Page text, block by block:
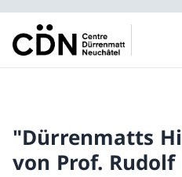
"Dürrenmatts
von Prof. Rudolf